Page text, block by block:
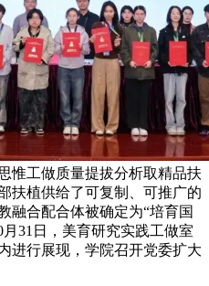
惟工做质量提拔分析取精品扶
扶植供给了可复制、可推广的
融合配合体被确定为“培育国
31日，美育研究实践工做室
进行展现，学院召开党委扩大